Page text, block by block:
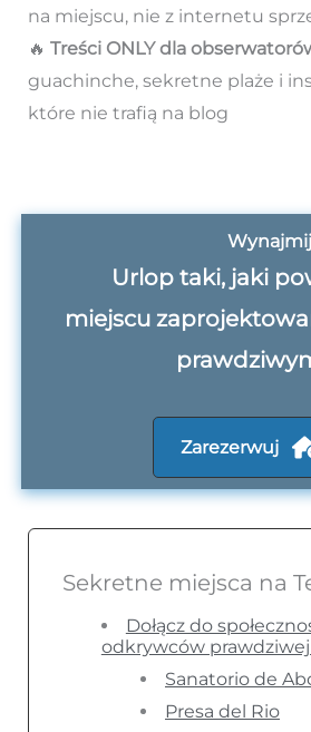
na miejscu, nie z internetu
🔥 Treści ONLY dla
guachinche, sekretne plaże i
które nie trafią na blog
Urlop taki, jaki
miejscu
Zarezerwuj
Sekretne miejsca na
Dołącz do
odkrywców prawdziwej
Sanatorio de
Presa del Rio